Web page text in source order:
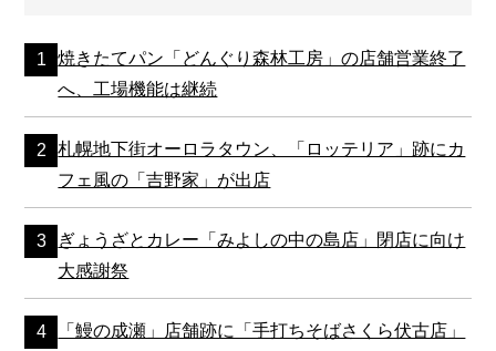
焼きたてパン「どんぐり森林工房」の店舗営業終了
へ、工場機能は継続
札幌地下街オーロラタウン、「ロッテリア」跡にカ
フェ風の「吉野家」が出店
ぎょうざとカレー「みよしの中の島店」閉店に向け
大感謝祭
「鰻の成瀬」店舗跡に「手打ちそばさくら伏古店」